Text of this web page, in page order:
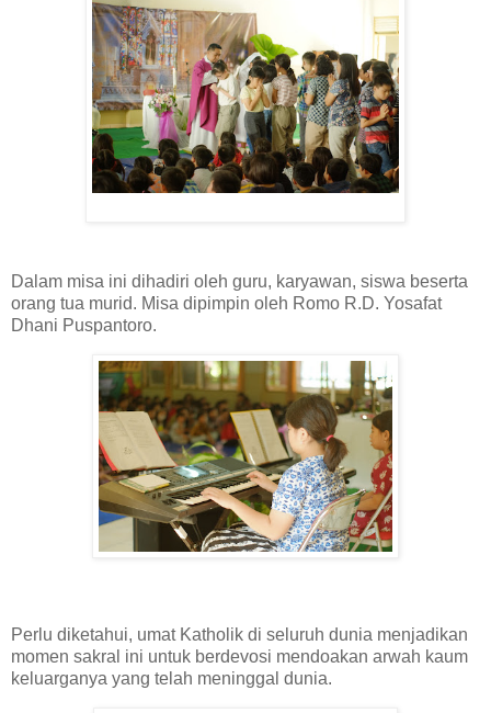
Dalam misa ini dihadiri oleh guru, karyawan, siswa beserta
orang tua murid. Misa dipimpin oleh Romo R.D. Yosafat
Dhani Puspantoro.
Perlu diketahui, umat Katholik di seluruh dunia menjadikan
momen sakral ini untuk berdevosi mendoakan arwah kaum
keluarganya yang telah meninggal dunia.